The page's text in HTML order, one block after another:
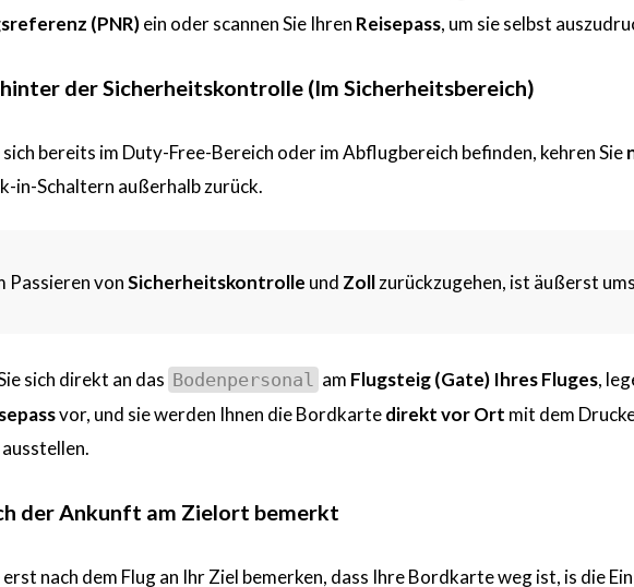
(PNR)ein oder scannen Sie Ihren Reisepass, um sie selbst
der Sicherheitskontrolle (Im Sicherheitsbereich)
sich bereits im Duty-Free-Bereich oder im Abflugbereich befinden, kehren Sie
in-Schaltern außerhalb zurück.
Passieren vonSicherheitskontrolle und Zollzurückzugehen, ist äußerst
sich direkt an das Bodenpersonal am Flugsteig (Gate) Ihres Fluges,
vor, und sie werden Ihnen die Bordkartedirekt vor Ort mit dem
der Ankunft am Zielort bemerkt
erst nach dem Flug an Ihr Ziel bemerken, dass Ihre Bordkarte weg ist, is die